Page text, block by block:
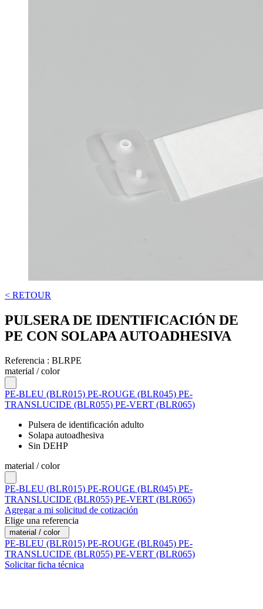
< RETOUR
PULSERA DE IDENTIFICACIÓN DE
PE CON SOLAPA AUTOADHESIVA
Referencia : BLRPE
material / color
PE-BLEU (BLR015) PE-ROUGE (BLR045) PE-
TRANSLUCIDE (BLR055) PE-VERT (BLR065)
Pulsera de identificación adulto
Solapa autoadhesiva
Sin DEHP
material / color
PE-BLEU (BLR015) PE-ROUGE (BLR045) PE-
TRANSLUCIDE (BLR055) PE-VERT (BLR065)
Agregar a mi solicitud de cotización
Elige una referencia
material / color
PE-BLEU (BLR015) PE-ROUGE (BLR045) PE-
TRANSLUCIDE (BLR055) PE-VERT (BLR065)
Solicitar ficha técnica